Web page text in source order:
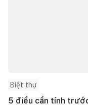
Biệt thự
5 điều cần tính